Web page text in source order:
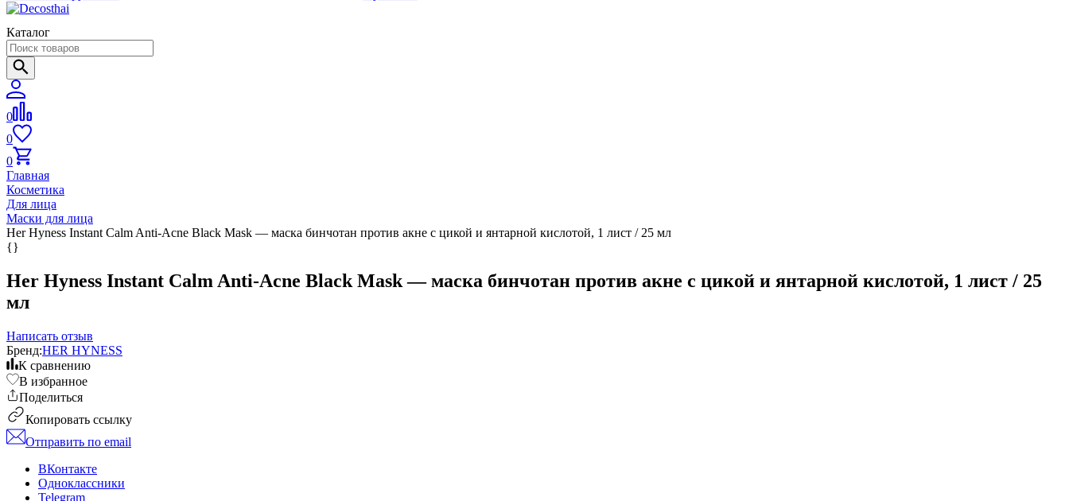
Каталог
0
0
0
Главная
Косметика
Для лица
Маски для лица
Her Hyness Instant Calm Anti-Acne Black Mask — маска бинчотан против акне с цикой и янтарной кислотой, 1 лист / 25 мл
{}
Her Hyness Instant Calm Anti-Acne Black Mask — маска бинчотан против акне с цикой и янтарной кислотой, 1 лист / 25
мл
Написать отзыв
Бренд:HER HYNESS
К сравнению
В избранное
Поделиться
Копировать ссылку
Отправить по email
ВКонтакте
Одноклассники
Telegram